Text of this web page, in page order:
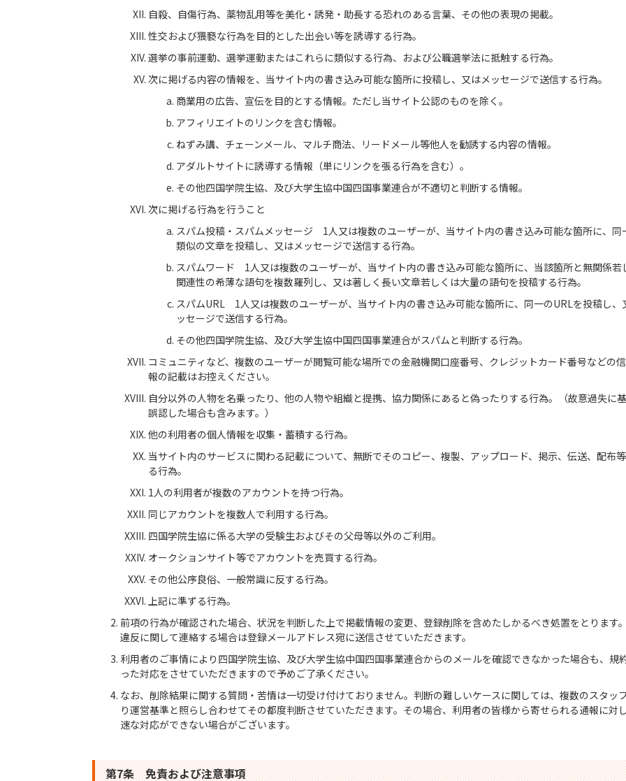
自殺、自傷行為、薬物乱用等を美化・誘発・助長する恐れのある言葉、その他の表現の掲載。
性交および猥褻な行為を目的とした出会い等を誘導する行為。
選挙の事前運動、選挙運動またはこれらに類似する行為、および公職選挙法に抵触する行為。
次に掲げる内容の情報を、当サイト内の書き込み可能な箇所に投稿し、又はメッセージで送信する行為。
商業用の広告、宣伝を目的とする情報。ただし当サイト公認のものを除く。
アフィリエイトのリンクを含む情報。
ねずみ講、チェーンメール、マルチ商法、リードメール等他人を勧誘する内容の情報。
アダルトサイトに誘導する情報（単にリンクを張る行為を含む）。
その他四国学院生協、及び大学生協中国四国事業連合が不適切と判断する情報。
次に掲げる行為を行うこと
スパム投稿・スパムメッセージ 1人又は複数のユーザーが、当サイト内の書き込み可能な箇所に、同
類似の文章を投稿し、又はメッセージで送信する行為。
スパムワード 1人又は複数のユーザーが、当サイト内の書き込み可能な箇所に、当該箇所と無関係若
関連性の希薄な語句を複数羅列し、又は著しく長い文章若しくは大量の語句を投稿する行為。
スパムURL 1人又は複数のユーザーが、当サイト内の書き込み可能な箇所に、同一のURLを投稿し、
ッセージで送信する行為。
その他四国学院生協、及び大学生協中国四国事業連合がスパムと判断する行為。
コミュニティなど、複数のユーザーが閲覧可能な場所での金融機関口座番号、クレジットカード番号などの
報の記載はお控えください。
自分以外の人物を名乗ったり、他の人物や組織と提携、協力関係にあると偽ったりする行為。（故意過失に
誤認した場合も含みます。）
他の利用者の個人情報を収集・蓄積する行為。
当サイト内のサービスに関わる記載について、無断でそのコピー、複製、アップロード、掲示、伝送、配布
る行為。
1人の利用者が複数のアカウントを持つ行為。
同じアカウントを複数人で利用する行為。
四国学院生協に係る大学の受験生およびその父母等以外のご利用。
オークションサイト等でアカウントを売買する行為。
その他公序良俗、一般常識に反する行為。
上記に準ずる行為。
前項の行為が確認された場合、状況を判断した上で掲載情報の変更、登録削除を含めたしかるべき処置をとります
違反に関して連絡する場合は登録メールアドレス宛に送信させていただきます。
利用者のご事情により四国学院生協、及び大学生協中国四国事業連合からのメールを確認できなかった場合も、規
った対応をさせていただきますので予めご了承ください。
なお、削除結果に関する質問・苦情は一切受け付けておりません。判断の難しいケースに関しては、複数のスタッ
り運営基準と照らし合わせてその都度判断させていただきます。その場合、利用者の皆様から寄せられる通報に対
速な対応ができない場合がございます。
第7条 免責および注意事項